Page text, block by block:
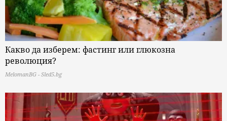
Какво да изберем: фастинг или глюкозна
революция?
MelomanBG - Sled5.bg